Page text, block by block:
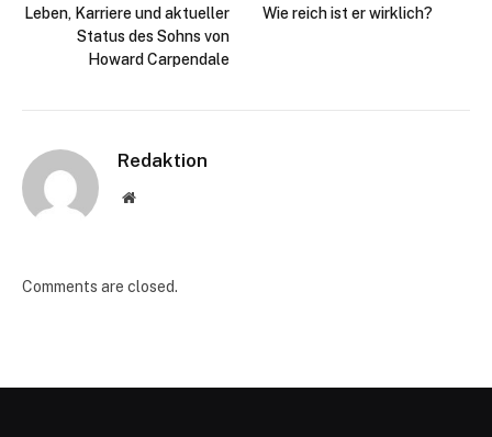
Leben, Karriere und aktueller
Status des Sohns von
Howard Carpendale
Wie reich ist er wirklich?
Redaktion
Website
Comments are closed.